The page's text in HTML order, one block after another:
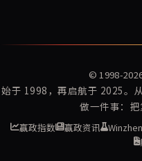
© 1998-
始于 1998，再启航于 2025。
做一件事：把
赢政指数 赢政资讯